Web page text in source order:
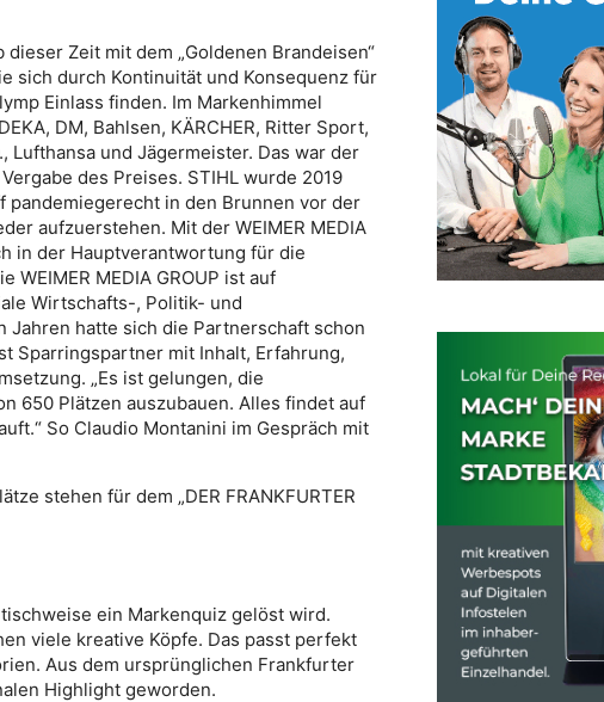
Zeit mit dem „Goldenen Brandeisen“
sich durch Kontinuität und Konsequenz für
Einlass finden. Im Markenhimmel
DM, Bahlsen, KÄRCHER, Ritter Sport,
Lufthansa und Jägermeister. Das war der
des Preises. STIHL wurde 2019
in den Brunnen vor der
aufzuerstehen. Mit der WEIMER MEDIA
in der Hauptverantwortung für die
MEDIA GROUP ist auf
Wirtschafts-, Politik- und
hatte sich die Partnerschaft schon
Sparringspartner mit Inhalt, Erfahrung,
„Es ist gelungen, die
650 Plätzen auszubauen. Alles findet auf
So Claudio Montanini im Gespräch mit
stehen für dem „DER FRANKFURTER
ein Markenquiz gelöst wird.
viele kreative Köpfe. Das passt perfekt
Aus dem ursprünglichen Frankfurter
Highlight geworden.